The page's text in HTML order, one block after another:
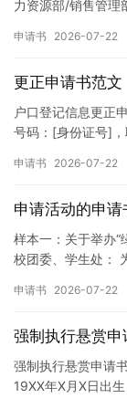
力资源部/销售管理
申请书 2026-07-22
更正申请书范文
户口登记信息更正
号码：[身份证号]
申请书 2026-07-22
申请活动的申请
样本一：关于举办“
校团委、学生处：
申请书 2026-07-22
强制执行悬赏申
强制执行悬赏申请
19XX年X月X日出